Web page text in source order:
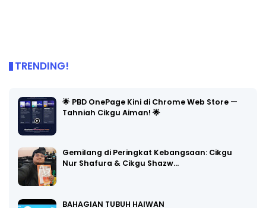
TRENDING!
🌟 PBD OnePage Kini di Chrome Web Store —
Tahniah Cikgu Aiman! 🌟
Gemilang di Peringkat Kebangsaan: Cikgu
Nur Shafura & Cikgu Shazw…
BAHAGIAN TUBUH HAIWAN